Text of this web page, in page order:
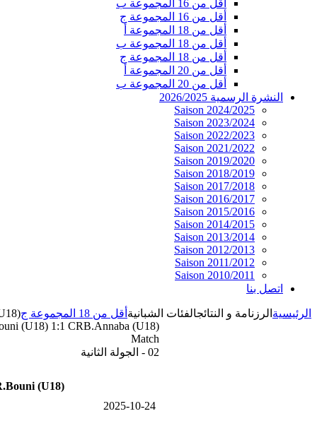
أقل من 16 المجموعة ب
أقل من 16 المجموعة ج
أقل من 18 المجموعة أ
أقل من 18 المجموعة ب
أقل من 18 المجموعة ج
أقل من 20 المجموعة أ
أقل من 20 المجموعة ب
النشرة الرسمية 2026/2025
Saison 2024/2025
Saison 2023/2024
Saison 2022/2023
Saison 2021/2022
Saison 2019/2020
Saison 2018/2019
Saison 2017/2018
Saison 2016/2017
Saison 2015/2016
Saison 2014/2015
Saison 2013/2014
Saison 2012/2013
Saison 2011/2012
Saison 2010/2011
اتصل بنا
الرئيسية الرزنامة و النتائجالفئات الشبانية أقل من 18 المجموعة ج
(U18) 1:1 CRB.Annaba (U18)
Match
02 - الجولة الثانية
(U18)
2025-10-24